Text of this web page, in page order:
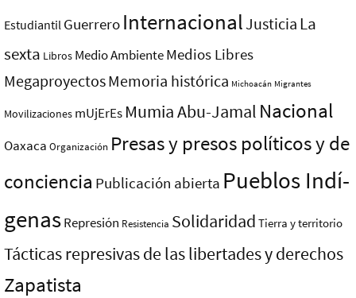
Estudiantil Guerrero InternacionalJusticia La
sexta Libros Medio AmbienteMedios Libres
MegaproyectosMemoria histórica Michoacán Migrantes
Movilizaciones mUjErEs Mumia Abu-Jamal Nacional
Oaxaca Organización Presas y presos polí­ticos y de
conciencia Publicación abierta Pueblos Indí­
genasRepresión Resistencia Solidaridad Tierra y territorio
Tácticas represivas de las libertades y derechos
Zapatista